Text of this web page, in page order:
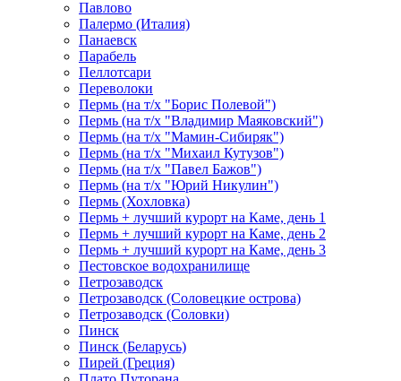
Павлово
Палермо (Италия)
Панаевск
Парабель
Пеллотсари
Переволоки
Пермь (на т/х "Борис Полевой")
Пермь (на т/х "Владимир Маяковский")
Пермь (на т/х "Мамин-Сибиряк")
Пермь (на т/х "Михаил Кутузов")
Пермь (на т/х "Павел Бажов")
Пермь (на т/х "Юрий Никулин")
Пермь (Хохловка)
Пермь + лучший курорт на Каме, день 1
Пермь + лучший курорт на Каме, день 2
Пермь + лучший курорт на Каме, день 3
Пестовское водохранилище
Петрозаводск
Петрозаводск (Соловецкие острова)
Петрозаводск (Соловки)
Пинск
Пинск (Беларусь)
Пирей (Греция)